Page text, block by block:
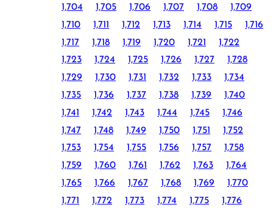
1,704
1,705 1,706 1,707 1,708
1,709
1,710
1,711 1,712 1,713 1,714 1,715
1,716
1,717
1,718 1,719 1,720 1,721
1,722
1,723
1,724 1,725 1,726 1,727
1,728
1,729
1,730 1,731 1,732 1,733
1,734
1,735
1,736 1,737 1,738 1,739
1,740
1,741
1,742 1,743 1,744 1,745
1,746
1,747
1,748 1,749 1,750 1,751
1,752
1,753
1,754 1,755 1,756 1,757
1,758
1,759
1,760 1,761 1,762 1,763
1,764
1,765
1,766 1,767 1,768 1,769
1,770
1,771
1,772 1,773 1,774 1,775
1,776